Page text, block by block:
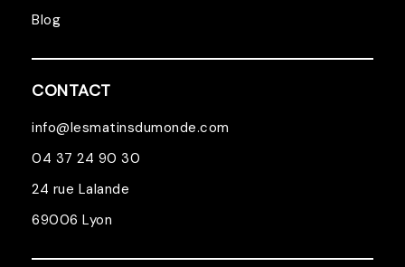
Blog
CONTACT
info@lesmatinsdumonde.com
04 37 24 90 30
24 rue Lalande
69006 Lyon